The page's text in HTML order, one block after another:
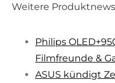
Weitere
Philips
Filmfreunde &
ASUS kündigt